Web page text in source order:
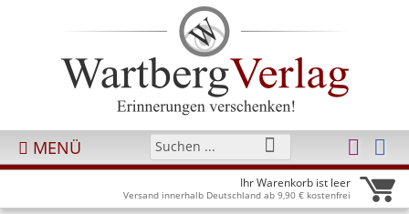
MENÜ
Ihr Warenkorb ist leer
Versand innerhalb Deutschland ab 9,90 € kostenfrei